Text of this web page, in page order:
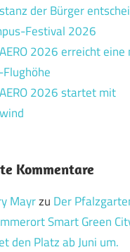
der Bürger
Festival 2026
2026 erreicht eine
2026 startet mit
Kommentare
Mayrzu Der
Smart Green
den Platz ab Juni um.